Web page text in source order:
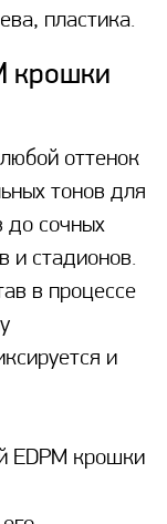
пластика.
крошки
оттенок
тонов для
до сочных
и стадионов.
в процессе
и
EDPM крошки